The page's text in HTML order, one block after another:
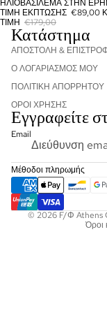
ΕΞΑΝΤΛΉΘΗΚΕ
ΗΛΙΟΒΑΣΊΛΕΜΑ ΣΤΗΝ
ΤΙΜΉ ΈΚΠΤΩΣΗΣ €89,00
ΤΙΜΉ €179,00
Κατάστημα
ΑΠΟΣΤΟΛΗ &
Ο ΛΟΓΑΡΙΑΣΜΟΣ ΜΟΥ
ΠΟΛΙΤΙΚΉ ΑΠΟΡΡΉΤΟΥ
ΌΡΟΙ ΧΡΉΣΗΣ
Εγγραφείτε
Email
Μέθοδοι πληρωμής
© 2026 F/Φ Athens
Όροι
Πολιτική
Πολιτική απορρήτου
Όροι παροχής
Πολιτική αποστολής
Πληροφορίες